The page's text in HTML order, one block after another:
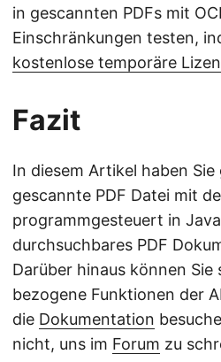
in gescannten PDFs mit
Einschränkungen testen,
kostenlose temporäre
Fazit
In diesem Artikel haben
gescannte PDF Datei mit
programmgesteuert in
durchsuchbares PDF
Darüber hinaus können Sie
bezogene Funktionen der
die Dokumentation
nicht, uns im Forum zu